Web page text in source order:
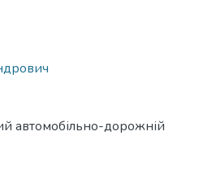
автомобільно-дорожній